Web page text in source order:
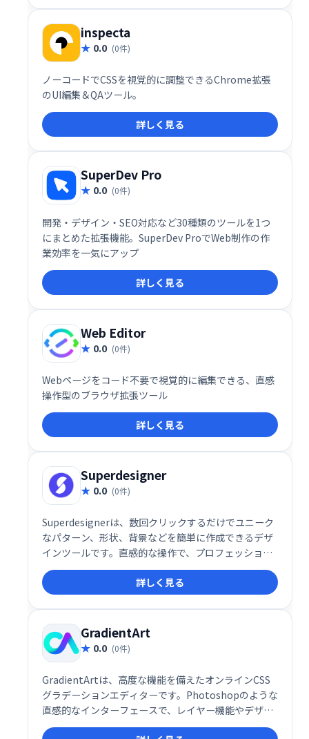
inspecta
0.0 (0件)
ノーコードでCSSを視覚的に調整できるChrome拡張
のUI編集＆QAツール。
詳しく見る
SuperDev Pro
0.0 (0件)
開発・デザイン・SEO対応など30種類のツールを1つ
にまとめた拡張機能。SuperDev ProでWeb制作の作
業効率を一気にアップ
詳しく見る
Web Editor
0.0 (0件)
Webページをコード不要で視覚的に編集できる、直感
操作型のブラウザ拡張ツール
詳しく見る
Superdesigner
0.0 (0件)
Superdesignerは、数回クリックするだけでユニーク
なパターン、形状、背景などを簡単に作成できるデザ
インツールです。直感的な操作で、プロフェッショナ
ルなデザインを素早く実現。創造性を自由に解き放
ち、デザインの可能性を広げましょう！
詳しく見る
GradientArt
0.0 (0件)
GradientArtは、高度な機能を備えたオンラインCSS
グラデーションエディターです。Photoshopのような
直感的なインターフェースで、レイヤー機能やデザイ
ンツールを利用し、イラスト、パターン、アイコンな